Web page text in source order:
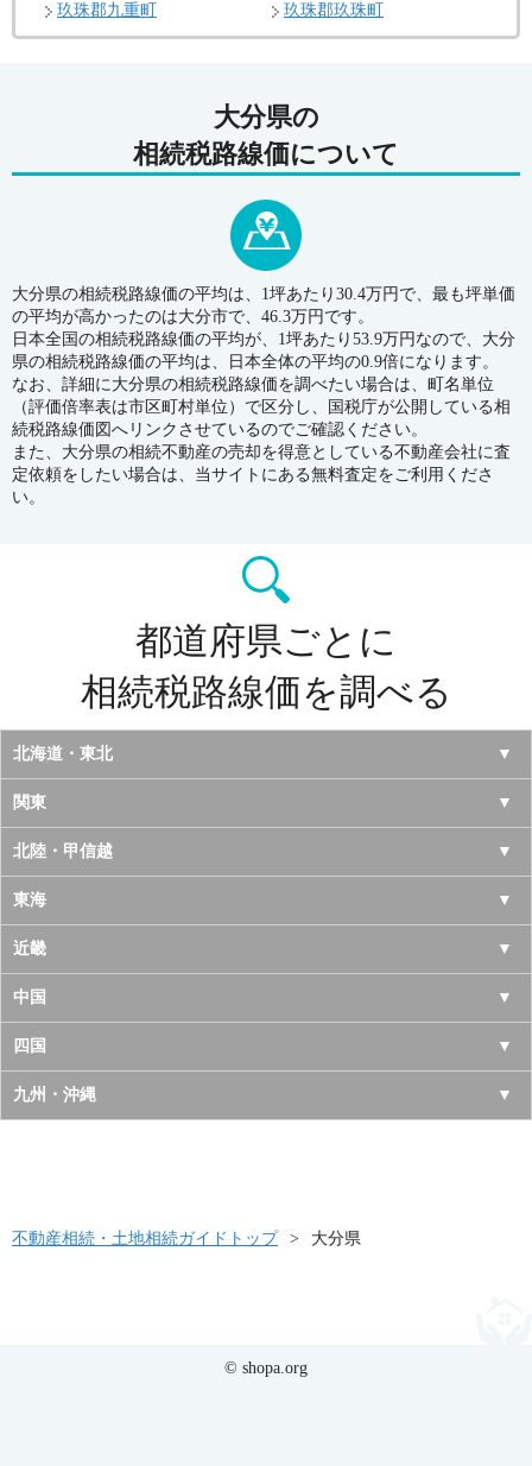
玖珠郡九重町
玖珠郡玖珠町
大分県の
相続税路線価について
大分県の相続税路線価の平均は、1坪あたり30.4万円で、最も坪単価
の平均が高かったのは大分市で、46.3万円です。
日本全国の相続税路線価の平均が、1坪あたり53.9万円なので、大分
県の相続税路線価の平均は、日本全体の平均の0.9倍になります。
なお、詳細に大分県の相続税路線価を調べたい場合は、町名単位
（評価倍率表は市区町村単位）で区分し、国税庁が公開している相
続税路線価図へリンクさせているのでご確認ください。
また、大分県の相続不動産の売却を得意としている不動産会社に査
定依頼をしたい場合は、当サイトにある無料査定をご利用くださ
い。
都道府県ごとに
相続税路線価を調べる
北海道・東北
北海道
青森県
岩手県
宮城県
秋田県
山形県
福島県
関東
東京都
神奈川県
千葉県
埼玉県
茨城県
栃木県
北陸・甲信越
山梨県
長野県
新潟県
富山県
石川県
東海
愛知県
岐阜県
三重県
静岡県
近畿
大阪府
京都府
兵庫県
和歌山県
中国
鳥取県
島根県
山口県
四国
徳島県
高知県
九州・沖縄
長崎県
不動産相続・土地相続ガイドトップ 大分県
© shopa.org